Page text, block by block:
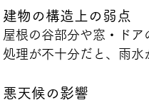
建物の構造上の弱点
屋根の谷部分や窓・ド
処理が不十分だと、雨水
悪天候の影響